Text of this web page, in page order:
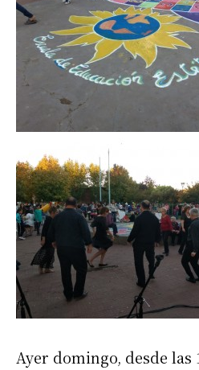
Ayer domingo, desde las